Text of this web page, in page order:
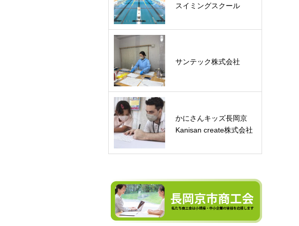
スイミングスクール
サンテック株式会社
かにさんキッズ長岡京
Kanisan create株式会社